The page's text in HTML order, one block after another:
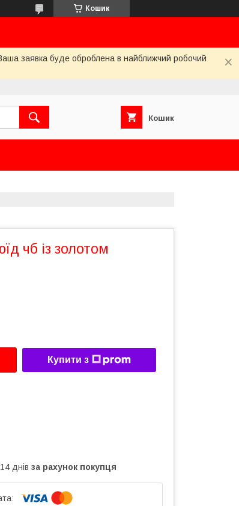
Кошик
заявка буде оброблена в найближчий робочий
Кошик
чб із золотом
Купити з
днів за рахунок покупця